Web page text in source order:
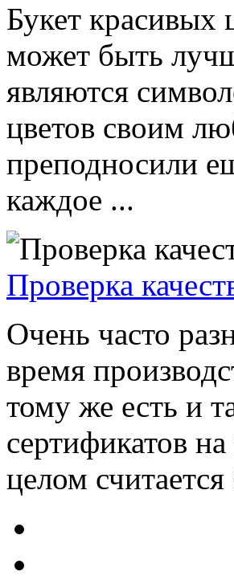
Букет красивых
может быть
являются
цветов своим
преподносили
каждое ...
Проверка
Очень часто
время
тому же есть и
сертификатов
целом